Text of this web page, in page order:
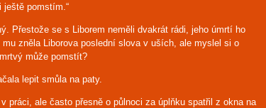
ještě pomstím.“
Přestože se s Liborem neměli dvakrát rádi, jeho úmrtí ho
mu zněla Liborova poslední slova v uších, ale myslel si o
může pomstít?
lepit smůla na paty.
práci, ale často přesně o půlnoci za úplňku spatřil z okna na